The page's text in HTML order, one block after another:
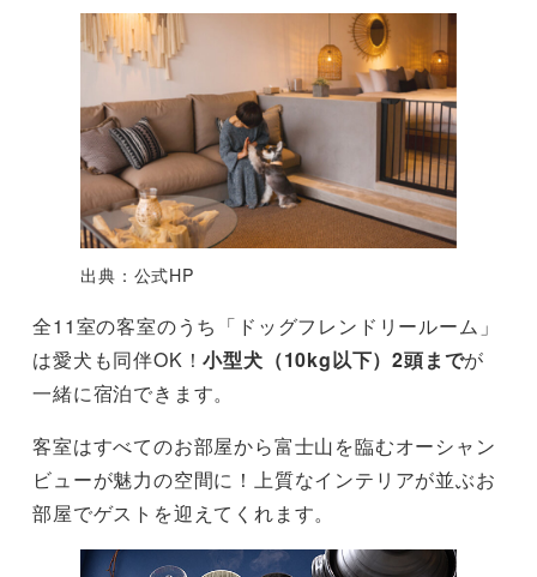
出典：公式HP
全11室の客室のうち「ドッグフレンドリールーム」
は愛犬も同伴OK！小型犬（10kg以下）2頭までが
一緒に宿泊できます。
客室はすべてのお部屋から富士山を臨むオーシャン
ビューが魅力の空間に！上質なインテリアが並ぶお
部屋でゲストを迎えてくれます。